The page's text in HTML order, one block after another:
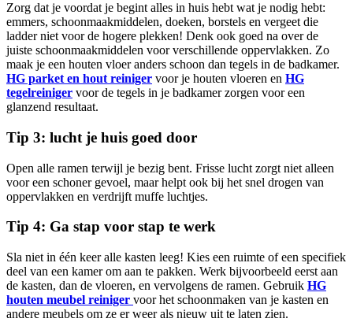
Zorg dat je voordat je begint alles in huis hebt wat je nodig hebt:
emmers, schoonmaakmiddelen, doeken, borstels en vergeet die
ladder niet voor de hogere plekken! Denk ook goed na over de
juiste schoonmaakmiddelen voor verschillende oppervlakken. Zo
maak je een houten vloer anders schoon dan tegels in de badkamer.
HG parket en hout reiniger voor je houten vloeren en HG
tegelreiniger voor de tegels in je badkamer zorgen voor een
glanzend resultaat.
Tip 3: lucht je huis goed door
Open alle ramen terwijl je bezig bent. Frisse lucht zorgt niet alleen
voor een schoner gevoel, maar helpt ook bij het snel drogen van
oppervlakken en verdrijft muffe luchtjes.
Tip 4: Ga stap voor stap te werk
Sla niet in één keer alle kasten leeg! Kies een ruimte of een specifiek
deel van een kamer om aan te pakken. Werk bijvoorbeeld eerst aan
de kasten, dan de vloeren, en vervolgens de ramen. Gebruik HG
houten meubel reiniger voor het schoonmaken van je kasten en
andere meubels om ze er weer als nieuw uit te laten zien.